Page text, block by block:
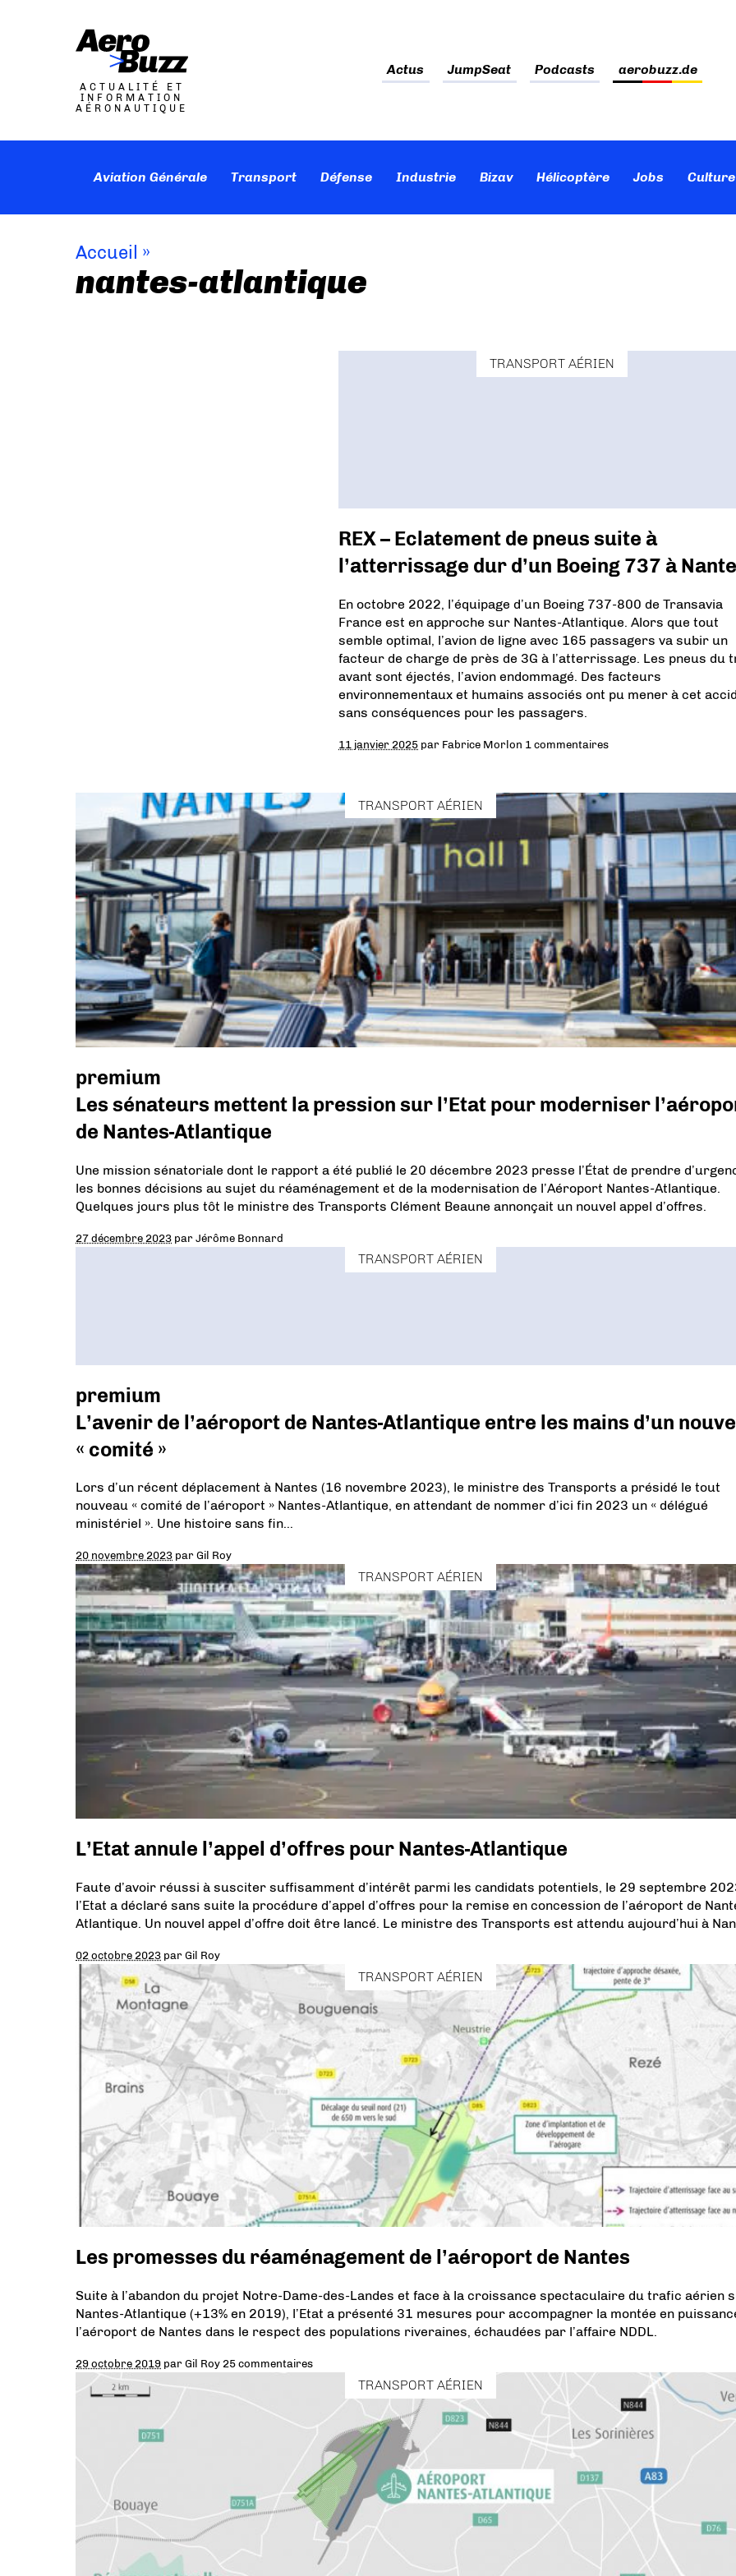
ACTUALITÉ ET
INFORMATION
AÉRONAUTIQUE
Actus JumpSeat Podcasts aerobuzz.de
Aviation Générale Transport Défense Industrie Bizav Hélicoptère Jobs
Accueil »
nantes-atlantique
TRANSPORT AÉRIEN
REX – Eclatement de pneus suite à
l’atterrissage dur d’un Boeing 737 à
En octobre 2022, l’équipage d’un Boeing 737-800 de Transavia
France est en approche sur Nantes-Atlantique. Alors que tout
semble optimal, l’avion de ligne avec 165 passagers va subir un
facteur de charge de près de 3G à l’atterrissage. Les pneus du
avant sont éjectés, l’avion endommagé. Des facteurs
environnementaux et humains associés ont pu mener à cet
sans conséquences pour les passagers.
11 janvier 2025 par Fabrice Morlon 1 commentaires
TRANSPORT AÉRIEN
premium
Les sénateurs mettent la pression sur l’Etat pour moderniser
de Nantes-Atlantique
Une mission sénatoriale dont le rapport a été publié le 20 décembre 2023 presse l’État de prendre
les bonnes décisions au sujet du réaménagement et de la modernisation de l’Aéroport Nantes-Atlantique.
Quelques jours plus tôt le ministre des Transports Clément Beaune annonçait un nouvel appel d’offres.
27 décembre 2023 parJérôme Bonnard
TRANSPORT AÉRIEN
premium
L’avenir de l’aéroport de Nantes-Atlantique entre les mains d’un
« comité »
Lors d’un récent déplacement à Nantes (16 novembre 2023), le ministre des Transports a présidé le tout
nouveau « comité de l’aéroport » Nantes-Atlantique, en attendant de nommer d’ici fin 2023 un « délégué
ministériel ». Une histoire sans fin…
20 novembre 2023 parGil Roy
TRANSPORT AÉRIEN
L’Etat annule l’appel d’offres pour Nantes-Atlantique
Faute d’avoir réussi à susciter suffisamment d’intérêt parmi les candidats potentiels, le 29 septembre
l’Etat a déclaré sans suite la procédure d’appel d’offres pour la remise en concession de l’aéroport de
Atlantique. Un nouvel appel d’offre doit être lancé. Le ministre des Transports est attendu aujourd’hui à
02 octobre 2023 parGil Roy
TRANSPORT AÉRIEN
Les promesses du réaménagement de l’aéroport de Nantes
Suite à l’abandon du projet Notre-Dame-des-Landes et face à la croissance spectaculaire du trafic aérien
Nantes-Atlantique (+13% en 2019), l’Etat a présenté 31 mesures pour accompagner la montée en
l’aéroport de Nantes dans le respect des populations riveraines, échaudées par l’affaire NDDL.
29 octobre 2019 parGil Roy 25 commentaires
TRANSPORT AÉRIEN